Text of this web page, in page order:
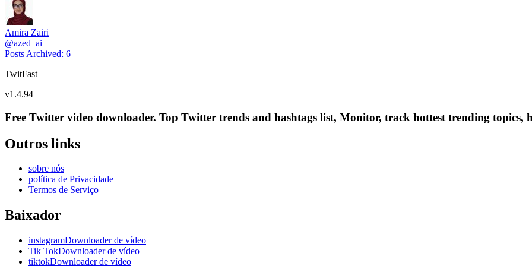
Amira Zairi
@azed_ai
Posts Archived: 6
TwitFast
v1.4.94
Free Twitter video downloader. Top Twitter trends and hashtags list, Monitor, track hottest trending topics,
Outros links
sobre nós
política de Privacidade
Termos de Serviço
Baixador
instagramDownloader de vídeo
Tik TokDownloader de vídeo
tiktokDownloader de vídeo